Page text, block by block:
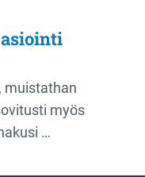
muistathan
myös
…